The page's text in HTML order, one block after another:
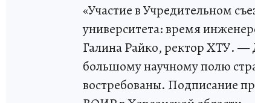
«Участие в Учредительном
университета: время
Галина Райко, ректор ХТУ. —
большому научному полю
востребованы. Подписание